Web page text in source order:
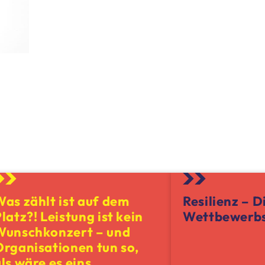
zählt ist auf dem
Leistung ist kein
– und
tun so,
Resilienz –